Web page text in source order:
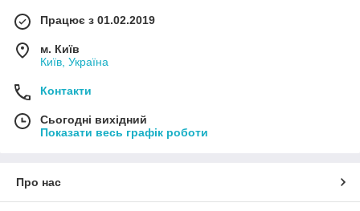
Працює з 01.02.2019
м. Київ
Київ, Україна
Контакти
Сьогодні вихідний
Показати весь графік роботи
Про нас